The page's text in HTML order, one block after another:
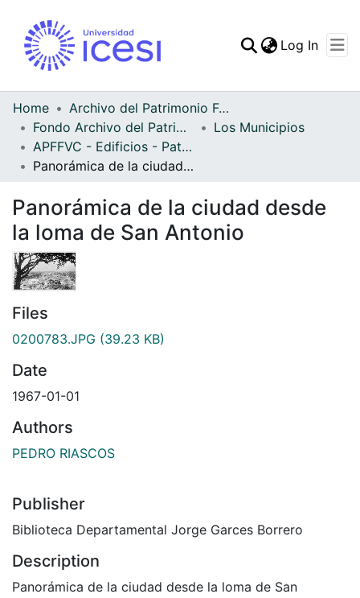
Statistics
Log In
Home
Archivo del Patrimonio Fotográfico y Fílmico del Valle del Cauca
Fondo Archivo del Patrimonio Fotográfico y Fílmico del Valle del Cauca
Los Municipios
APFFVC - Edificios - Patrimonial
Panorámica de la ciudad desde la loma de San Antonio
Panorámica de la ciudad desde
la loma de San Antonio
Files
0200783.JPG (39.23 KB)
Date
1967-01-01
Authors
PEDRO RIASCOS
Publisher
Biblioteca Departamental Jorge Garces Borrero
Description
Panorámica de la ciudad desde la loma de San